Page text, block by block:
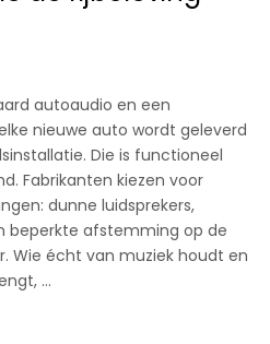
autoaudio en een
nieuwe auto wordt geleverd
Die is functioneel
Fabrikanten kiezen voor
dunne luidsprekers,
beperkte afstemming op de
Wie écht van muziek houdt en
…